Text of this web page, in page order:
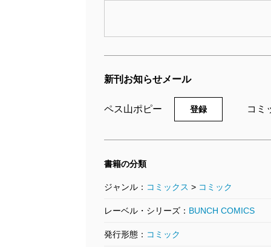
新刊お知らせメール
ペス山ポピー 登録 コミ
書籍の分類
ジャンル： コミックス > コミック
レーベル・シリーズ： BUNCH COMICS
発行形態： コミック